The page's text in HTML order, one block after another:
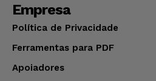
Empresa
Política de Privacidade
Ferramentas para PDF
Apoiadores